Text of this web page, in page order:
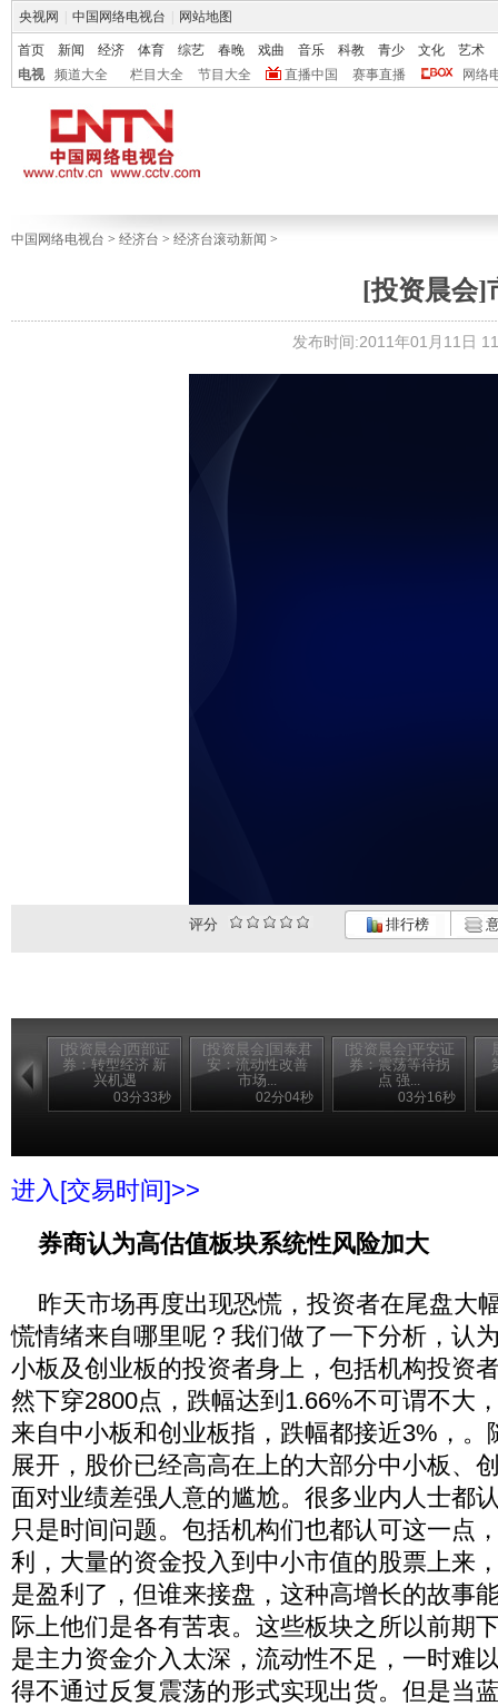
央视网 中国网络电视台 网站地图
首页 新闻 经济 体育 综艺 春晚 戏曲 音乐 科教 青少 文化
艺术
电视
频道大全 栏目大全 节目大全 直播中国 赛事直播 网络
中国网络电视台 > 经济台 > 经济台滚动新闻 >
[投资晨会]
发布时间:2011年01月11日
评分 排行榜
[投资晨会]西部证
券：转型经济 新
兴机遇
03分33秒
[投资晨会]国泰君
安：流动性改善
市场...
02分04秒
[投资晨会]平安证
券：震荡等待拐
点 强...
03分16秒
进入[交易时间]>>
券商认为高估值板块系统性风险加大
昨天市场再度出现恐慌，投资者在尾盘大
慌情绪来自哪里呢？我们做了一下分析，认
小板及创业板的投资者身上，包括机构投资
然下穿2800点，跌幅达到1.66%不可谓不大
来自中小板和创业板指，跌幅都接近3%，。
展开，股价已经高高在上的大部分中小板、
面对业绩差强人意的尴尬。很多业内人士都
只是时间问题。包括机构们也都认可这一点
利，大量的资金投入到中小市值的股票上来
是盈利了，但谁来接盘，这种高增长的故事
际上他们是各有苦衷。这些板块之所以前期
是主力资金介入太深，流动性不足，一时难
得不通过反复震荡的形式实现出货。但是当